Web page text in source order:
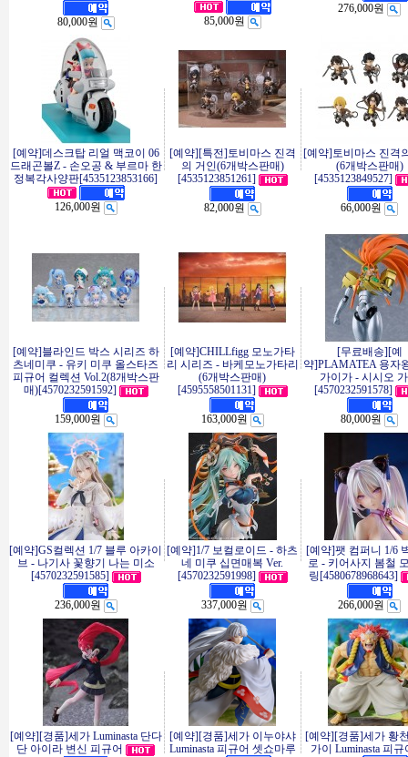
80,000원 85,000원
276,000원
[예약]데스크탑 리얼 맥코이 06
드래곤볼Z - 손오공 & 부르마 한
정복각사양판[4535123853166]
126,000원
[예약][특전]토비마스 진격
의 거인(6개박스판매)
[4535123851261]
82,000원
[예약]토비마스 진격
(6개박스판매)
[4535123849527]
66,000원
[예약]블라인드 박스 시리즈 하
츠네미쿠 - 유키 미쿠 올스타즈
피규어 컬렉션 Vol.2(8개박스판
매)[4570232591592]
159,000원
[예약]CHILLfigg 모노가타
리 시리즈 - 바케모노가타리
(6개박스판매)
[4595558501131]
163,000원
[무료배송][예
약]PLAMATEA 용자
가이가 - 시시오
[4570232591578]
80,000원
[예약]GS컬렉션 1/7 블루 아카이
브 - 나기사 꽃향기 나는 미소
[4570232591585]
236,000원
[예약]1/7 보컬로이드 - 하츠
네 미쿠 십면매복 Ver.
[4570232591998]
337,000원
[예약]팻 컴퍼니 1/6
로 - 키어사지 봄철
링[4580678968643]
266,000원
[예약][경품]세가 Luminasta 단다
단 아이라 변신 피규어
[예약][경품]세가 이누야샤
Luminasta 피규어 셋쇼마루
[예약][경품]세가 황
가이 Luminasta 피규